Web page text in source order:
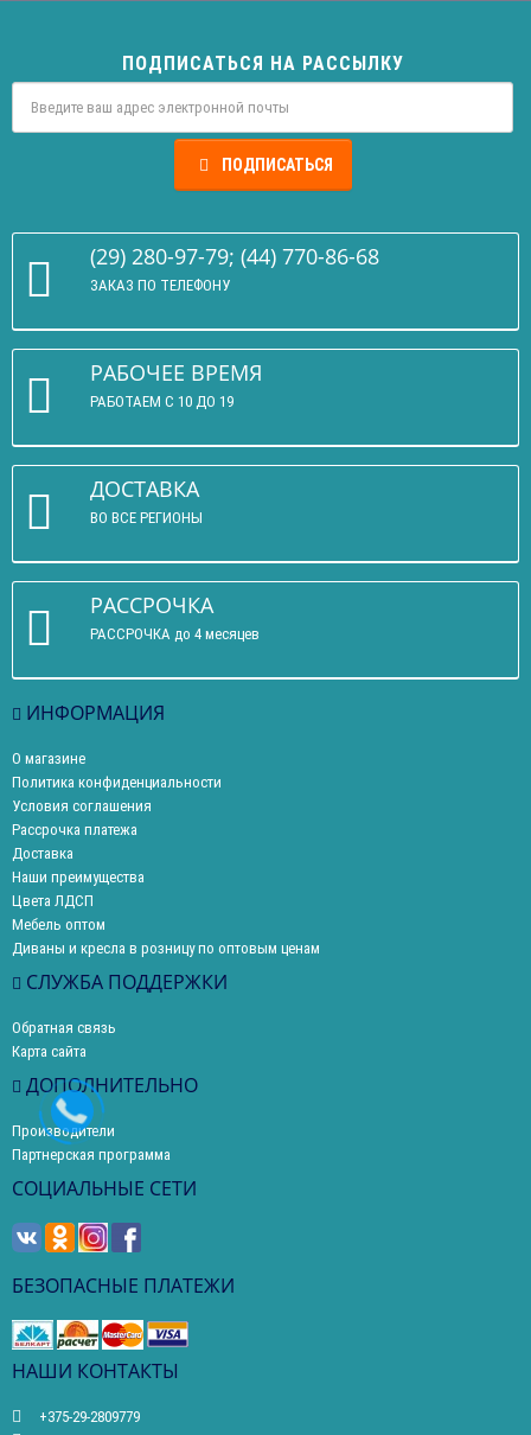
ПОДПИСАТЬСЯ НА РАССЫЛКУ
ПОДПИСАТЬСЯ
(29) 280-97-79; (44) 770-86-68
ЗАКАЗ ПО ТЕЛЕФОНУ
РАБОЧЕЕ ВРЕМЯ
РАБОТАЕМ С 10 ДО 19
ДОСТАВКА
ВО ВСЕ РЕГИОНЫ
РАССРОЧКА
РАССРОЧКА до 4 месяцев
ИНФОРМАЦИЯ
О магазине
Политика конфиденциальности
Условия соглашения
Рассрочка платежа
Доставка
Наши преимущества
Цвета ЛДСП
Мебель оптом
Диваны и кресла в розницу по оптовым ценам
СЛУЖБА ПОДДЕРЖКИ
Обратная связь
Карта сайта
ДОПОЛНИТЕЛЬНО
Производители
Партнерская программа
СОЦИАЛЬНЫЕ СЕТИ
БЕЗОПАСНЫЕ ПЛАТЕЖИ
НАШИ КОНТАКТЫ
+375-29-2809779